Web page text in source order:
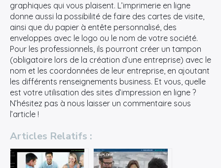
graphiques qui vous plaisent. L’imprimerie en ligne
donne aussi la possibilité de faire des cartes de visite,
ainsi que du papier à entête personnalisé, des
enveloppes avec le logo ou le nom de votre société.
Pour les professionnels, ils pourront créer un tampon
(obligatoire lors de la création d’une entreprise) avec le
nom et les coordonnées de leur entreprise, en ajoutant
les différents renseignements business. Et vous, quelle
est votre utilisation des sites d’impression en ligne ?
N’hésitez pas à nous laisser un commentaire sous
l’article !
Articles Relatifs :